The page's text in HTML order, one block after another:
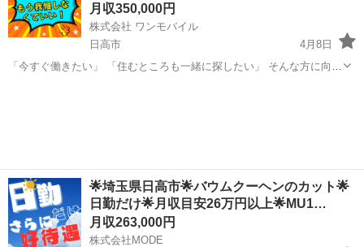
月収350,000円
株式会社 ワンモバイル
日高市
4月8日
「今すぐ働きたい」 「住むところも一緒に探したい」 そんな方に向け
🌟埼玉県日高市🌟バウムクーヘンのカット🌟
日勤だけ🌟月収目安26万円以上🌟MU1…
月収263,000円
株式会社MODE